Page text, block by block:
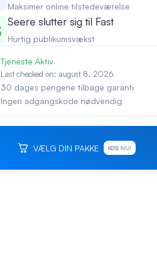
Maksimer online tilstedeværelse
Seere slutter sig til Fast
Hurtig publikumsvækst
Tjeneste Aktiv
Last checked on: august 8, 2026
30 dages pengene tilbage garanti
Ingen adgangskode nødvendig
VÆLG DIN PAKKE KØB NU!